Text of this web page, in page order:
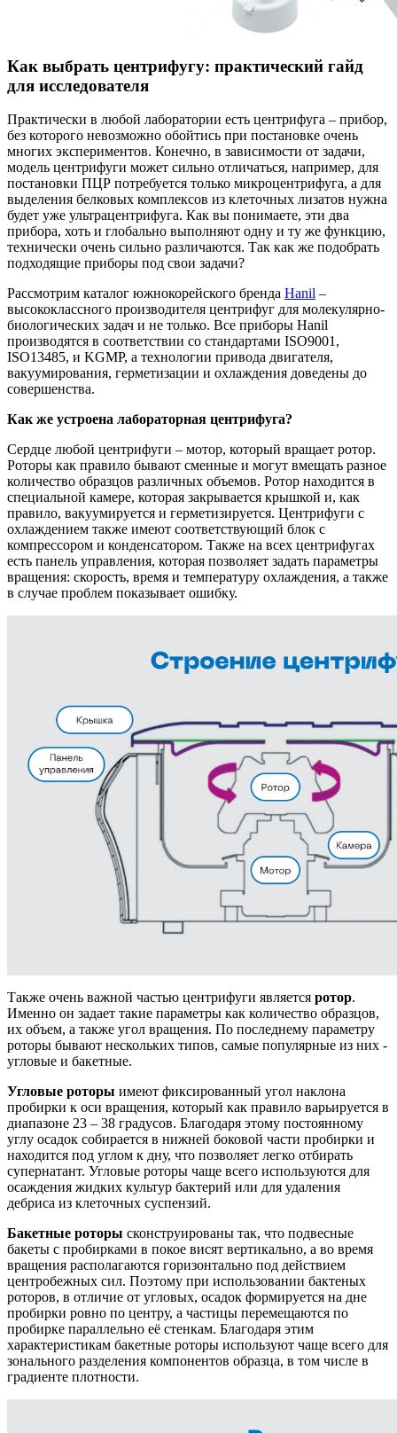
Как выбрать центрифугу: практический гайд
для исследователя
Практически в любой лаборатории есть центрифуга – прибор,
без которого невозможно обойтись при постановке очень
многих экспериментов. Конечно, в зависимости от задачи,
модель центрифуги может сильно отличаться, например, для
постановки ПЦР потребуется только микроцентрифуга, а для
выделения белковых комплексов из клеточных лизатов нужна
будет уже ультрацентрифуга. Как вы понимаете, эти два
прибора, хоть и глобально выполняют одну и ту же функцию,
технически очень сильно различаются. Так как же подобрать
подходящие приборы под свои задачи?
Рассмотрим каталог южнокорейского бренда Hanil –
высококлассного производителя центрифуг для молекулярно-
биологических задач и не только. Все приборы Hanil
производятся в соответствии со стандартами ISO9001,
ISO13485, и KGMP, а технологии привода двигателя,
вакуумирования, герметизации и охлаждения доведены до
совершенства.
Как же устроена лабораторная центрифуга?
Сердце любой центрифуги – мотор, который вращает ротор.
Роторы как правило бывают сменные и могут вмещать разное
количество образцов различных объемов. Ротор находится в
специальной камере, которая закрывается крышкой и, как
правило, вакуумируется и герметизируется. Центрифуги с
охлаждением также имеют соответствующий блок с
компрессором и конденсатором. Также на всех центрифугах
есть панель управления, которая позволяет задать параметры
вращения: скорость, время и температуру охлаждения, а также
в случае проблем показывает ошибку.
Также очень важной частью центрифуги является ротор.
Именно он задает такие параметры как количество образцов,
их объем, а также угол вращения. По последнему параметру
роторы бывают нескольких типов, самые популярные из них -
угловые и бакетные.
Угловые роторы имеют фиксированный угол наклона
пробирки к оси вращения, который как правило варьируется в
диапазоне 23 – 38 градусов. Благодаря этому постоянному
углу осадок собирается в нижней боковой части пробирки и
находится под углом к дну, что позволяет легко отбирать
супернатант. Угловые роторы чаще всего используются для
осаждения жидких культур бактерий или для удаления
дебриса из клеточных суспензий.
Бакетные роторы сконструированы так, что подвесные
бакеты с пробирками в покое висят вертикально, а во время
вращения располагаются горизонтально под действием
центробежных сил. Поэтому при использовании бактеных
роторов, в отличие от угловых, осадок формируется на дне
пробирки ровно по центру, а частицы перемещаются по
пробирке параллельно её стенкам. Благодаря этим
характеристикам бакетные роторы используют чаще всего для
зонального разделения компонентов образца, в том числе в
градиенте плотности.